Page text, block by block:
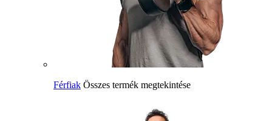
Férfiak Összes termék megtekintése